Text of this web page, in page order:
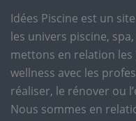
Idées Piscine est un
les univers piscine,
mettons en relation
wellness avec les
réaliser, le rénover ou
Nous sommes en